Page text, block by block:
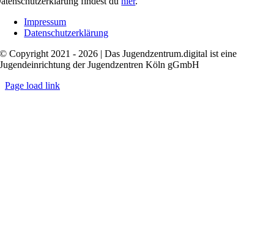
Impressum
Datenschutzerklärung
© Copyright 2021 - 2026 | Das Jugendzentrum.digital ist eine
Jugendeinrichtung der Jugendzentren Köln gGmbH
Page load link